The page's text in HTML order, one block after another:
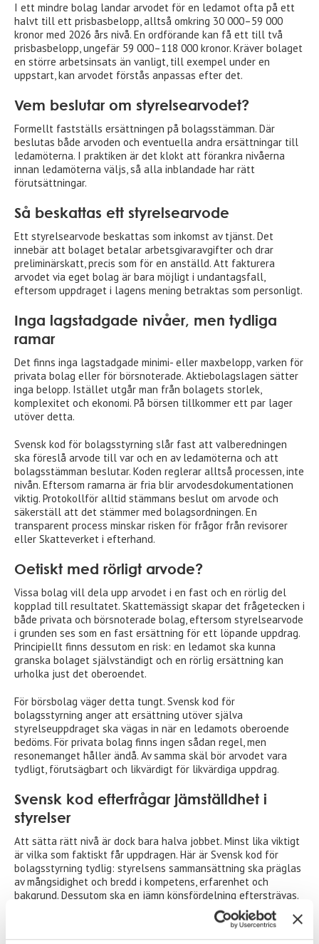
I ett mindre bolag landar arvodet för en ledamot ofta på ett
halvt till ett prisbasbelopp, alltså omkring 30 000–59 000
kronor med 2026 års nivå. En ordförande kan få ett till två
prisbasbelopp, ungefär 59 000–118 000 kronor. Kräver bolaget
en större arbetsinsats än vanligt, till exempel under en
uppstart, kan arvodet förstås anpassas efter det.
Vem beslutar om styrelsearvodet?
Formellt fastställs ersättningen på bolagsstämman. Där
beslutas både arvoden och eventuella andra ersättningar till
ledamöterna. I praktiken är det klokt att förankra nivåerna
innan ledamöterna väljs, så alla inblandade har rätt
förutsättningar.
Så beskattas ett styrelsearvode
Ett styrelsearvode beskattas som inkomst av tjänst. Det
innebär att bolaget betalar arbetsgivaravgifter och drar
preliminärskatt, precis som för en anställd. Att fakturera
arvodet via eget bolag är bara möjligt i undantagsfall,
eftersom uppdraget i lagens mening betraktas som personligt.
Inga lagstadgade nivåer, men tydliga
ramar
Det finns inga lagstadgade minimi- eller maxbelopp, varken för
privata bolag eller för börsnoterade. Aktiebolagslagen sätter
inga belopp. Istället utgår man från bolagets storlek,
komplexitet och ekonomi. På börsen tillkommer ett par lager
utöver detta.
Svensk kod för bolagsstyrning slår fast att valberedningen
ska föreslå arvode till var och en av ledamöterna och att
bolagsstämman beslutar. Koden reglerar alltså processen, inte
nivån. Eftersom ramarna är fria blir arvodesdokumentationen
viktig. Protokollför alltid stämmans beslut om arvode och
säkerställ att det stämmer med bolagsordningen. En
transparent process minskar risken för frågor från revisorer
eller Skatteverket i efterhand.
Oetiskt med rörligt arvode?
Vissa bolag vill dela upp arvodet i en fast och en rörlig del
kopplad till resultatet. Skattemässigt skapar det frågetecken i
både privata och börsnoterade bolag, eftersom styrelsearvode
i grunden ses som en fast ersättning för ett löpande uppdrag.
Principiellt finns dessutom en risk: en ledamot ska kunna
granska bolaget självständigt och en rörlig ersättning kan
urholka just det oberoendet.
För börsbolag väger detta tungt. Svensk kod för
bolagsstyrning anger att ersättning utöver själva
styrelseuppdraget ska vägas in när en ledamots oberoende
bedöms. För privata bolag finns ingen sådan regel, men
resonemanget håller ändå. Av samma skäl bör arvodet vara
tydligt, förutsägbart och likvärdigt för likvärdiga uppdrag.
Svensk kod efterfrågar jämställdhet i
styrelser
Att sätta rätt nivå är dock bara halva jobbet. Minst lika viktigt
är vilka som faktiskt får uppdragen. Här är Svensk kod för
bolagsstyrning tydlig: styrelsens sammansättning ska präglas
av mångsidighet och bredd i kompetens, erfarenhet och
bakgrund. Dessutom ska en jämn könsfördelning eftersträvas.
Valberedningen måste motivera hur den arbetat med detta i
sitt förslag. Regelverket pekar alltså åt samma håll som
affärsnyttan, men frågan är om det verkligen efterlevs.